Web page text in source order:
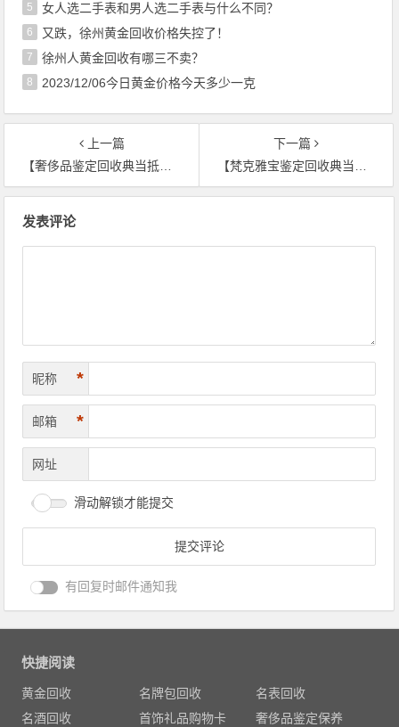
5 女人选二手表和男人选二手表与什么不同？
6 又跌，徐州黄金回收价格失控了！
7 徐州人黄金回收有哪三不卖？
8 2023/12/06今日黄金价格今天多少一克
上一篇
【奢侈品鉴定回收典当抵押】Chopard 萧邦 Red Carpet 黑欧泊项链
下一篇
【梵克雅宝鉴定回收典当抵押】Van Cleef & Arpels 刚刚推出「Lucky Spring」系列什么价格回收
发表评论
昵称 *
邮箱 *
网址
滑动解锁才能提交
有回复时邮件通知我
快捷阅读
黄金回收 名牌包回收
名表回收
名酒回收
首饰礼品购物卡 奢侈品鉴定保养